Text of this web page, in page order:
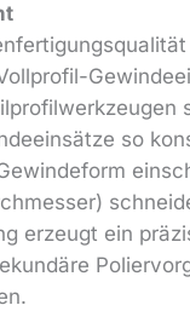
so
erzeugt ein